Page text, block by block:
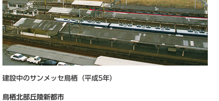
建設中のサンメッセ鳥栖（平成5年）
鳥栖北部丘陵新都市